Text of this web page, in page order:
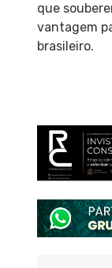
que
vantagem
brasileiro.